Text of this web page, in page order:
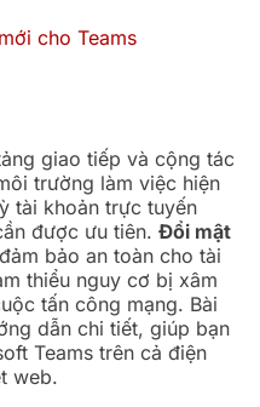
cho Teams
giao tiếp và cộng tác
trường làm việc hiện
tài khoản trực tuyến
được ưu tiên. Đổi mật
bảo an toàn cho tài
thiểu nguy cơ bị xâm
tấn công mạng. Bài
dẫn chi tiết, giúp bạn
Teams trên cả điện
web.